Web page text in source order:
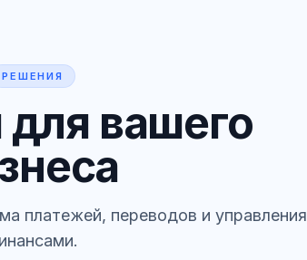
РЕШЕНИЯ
вашего
платежей, переводов и управления